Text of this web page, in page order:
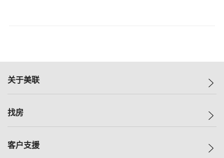
关于美联
美联集团
人才招募
找房
一手新房
客户支援